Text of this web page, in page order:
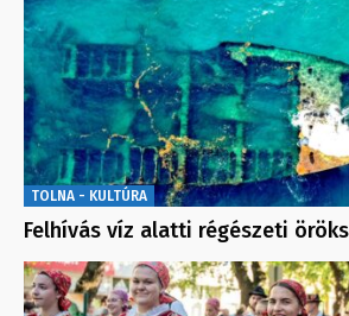
TOLNA - KULTÚRA
Felhívás víz alatti régészeti